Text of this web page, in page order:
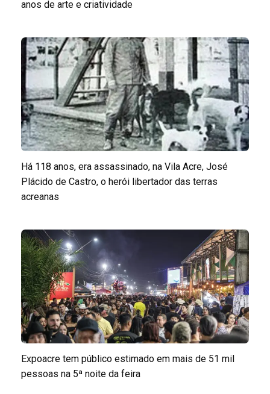
anos de arte e criatividade
Há 118 anos, era assassinado, na Vila Acre, José
Plácido de Castro, o herói libertador das terras
acreanas
Expoacre tem público estimado em mais de 51 mil
pessoas na 5ª noite da feira